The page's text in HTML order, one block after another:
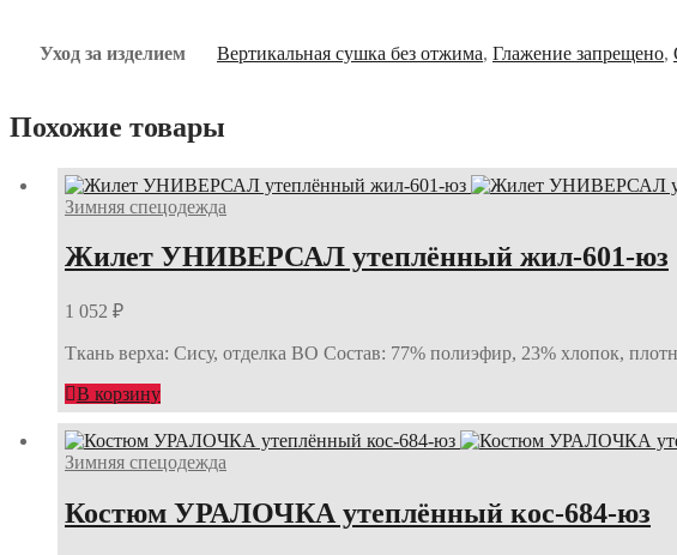
Уход за изделием Вертикальная сушка без отжима, Глажение запрещено,
Похожие товары
Зимняя спецодежда
Жилет УНИВЕРСАЛ утеплённый жил-601-юз
1 052 ₽
Ткань верха: Сису, отделка ВО Состав: 77% полиэфир, 23% хлопок,
В корзину
Зимняя спецодежда
Костюм УРАЛОЧКА утеплённый кос-684-юз